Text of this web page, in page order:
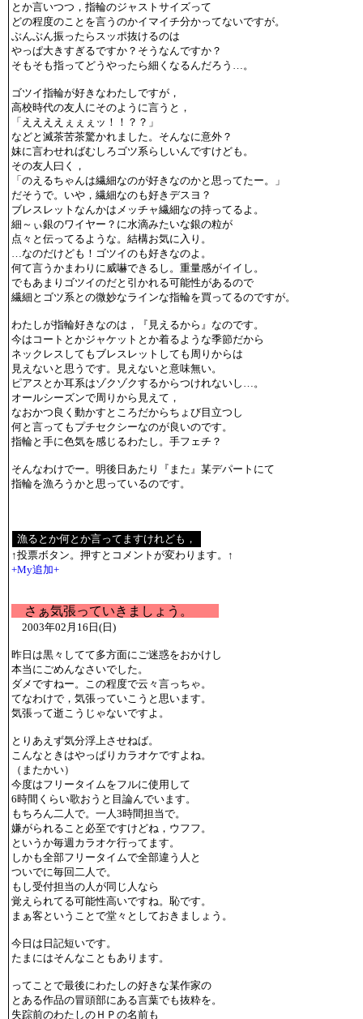
とか言いつつ，指輪のジャストサイズって
どの程度のことを言うのかイマイチ分かってないですが。
ぶんぶん振ったらスッポ抜けるのは
やっぱ大きすぎるですか？そうなんですか？
そもそも指ってどうやったら細くなるんだろう…。
ゴツイ指輪が好きなわたしですが，
高校時代の友人にそのように言うと，
「ええええぇぇぇッ！！？？」
などと滅茶苦茶驚かれました。そんなに意外？
妹に言わせればむしろゴツ系らしいんですけども。
その友人曰く，
「のえるちゃんは繊細なのが好きなのかと思ってたー。」
だそうで。いや，繊細なのも好きデスヨ？
ブレスレットなんかはメッチャ繊細なの持ってるよ。
細～ぃ銀のワイヤー？に水滴みたいな銀の粒が
点々と伝ってるような。結構お気に入り。
…なのだけども！ゴツイのも好きなのよ。
何て言うかまわりに威嚇できるし。重量感がイイし。
でもあまりゴツイのだと引かれる可能性があるので
繊細とゴツ系との微妙なラインな指輪を買ってるのですが。
わたしが指輪好きなのは，『見えるから』なのです。
今はコートとかジャケットとか着るような季節だから
ネックレスしてもブレスレットしても周りからは
見えないと思うです。見えないと意味無い。
ピアスとか耳系はゾクゾクするからつけれないし…。
オールシーズンで周りから見えて，
なおかつ良く動かすところだからちょび目立つし
何と言ってもプチセクシーなのが良いのです。
指輪と手に色気を感じるわたし。手フェチ？
そんなわけでー。明後日あたり『また』某デパートにて
指輪を漁ろうかと思っているのです。
↑投票ボタン。押すとコメントが変わります。↑
+My追加+
さぁ気張っていきましょう。
2003年02月16日(日)
昨日は黒々してて多方面にご迷惑をおかけし
本当にごめんなさいでした。
ダメですねー。この程度で云々言っちゃ。
てなわけで，気張っていこうと思います。
気張って逝こうじゃないですよ。
とりあえず気分浮上させねば。
こんなときはやっぱりカラオケですよね。
（またかい）
今度はフリータイムをフルに使用して
6時間くらい歌おうと目論んでいます。
もちろん二人で。一人3時間担当で。
嫌がられること必至ですけどね，ウフフ。
というか毎週カラオケ行ってます。
しかも全部フリータイムで全部違う人と
ついでに毎回二人で。
もし受付担当の人が同じ人なら
覚えられてる可能性高いですね。恥です。
まぁ客ということで堂々としておきましょう。
今日は日記短いです。
たまにはそんなこともあります。
ってことで最後にわたしの好きな某作家の
とある作品の冒頭部にある言葉でも抜粋を。
失踪前のわたしのＨＰの名前も